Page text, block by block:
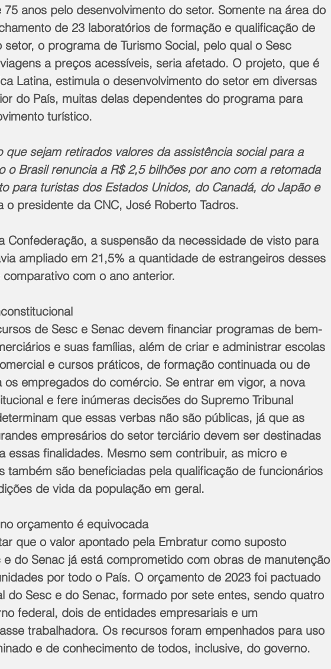
anos pelo desenvolvimento do setor. Somente na área do
de 23 laboratórios de formação e qualificação de
o programa de Turismo Social, pelo qual o Sesc
a preços acessíveis, seria afetado. O projeto, que é
Latina, estimula o desenvolvimento do setor em diversas
do País, muitas delas dependentes do programa para
turístico.
que sejam retirados valores da assistência social para a
o Brasil renuncia a R$ 2,5 bilhões por ano com a retomada
para turistas dos Estados Unidos, do Canadá, do Japão e
o presidente da CNC, José Roberto Tadros.
Confederação, a suspensão da necessidade de visto para
ampliado em 21,5% a quantidade de estrangeiros desses
com o ano anterior.
de Sesc e Senac devem financiar programas de bem-
e suas famílias, além de criar e administrar escolas
e cursos práticos, de formação continuada ou de
os empregados do comércio. Se entrar em vigor, a nova
e fere inúmeras decisões do Supremo Tribunal
que essas verbas não são públicas, já que as
empresários do setor terciário devem ser destinadas
essas finalidades. Mesmo sem contribuir, as micro e
também são beneficiadas pela qualificação de funcionários
de vida da população em geral.
orçamento é equivocada
que o valor apontado pela Embratur como suposto
e do Senac já está comprometido com obras de manutenção
por todo o País. O orçamento de 2023 foi pactuado
do Sesc e do Senac, formado por sete entes, sendo quatro
federal, dois de entidades empresariais e um
trabalhadora. Os recursos foram empenhados para uso
e de conhecimento de todos, inclusive, do governo.